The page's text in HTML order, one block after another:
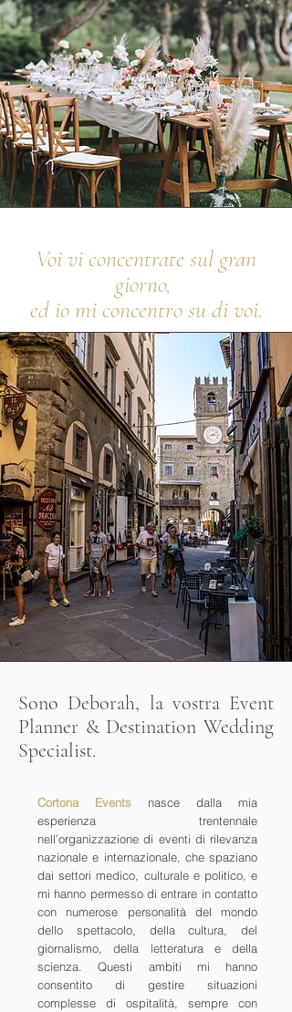
Voi vi concentrate sul gran
giorno,
ed io mi concentro su di voi.
Sono Deborah, la vostra Event
Planner & Destination Wedding
Specialist.
Cortona Events nasce dalla mia
esperienza trentennale
nell’organizzazione di eventi di rilevanza
nazionale e internazionale, che spaziano
dai settori medico, culturale e politico, e
mi hanno permesso di entrare in contatto
con numerose personalità del mondo
dello spettacolo, della cultura, del
giornalismo, della letteratura e della
scienza. Questi ambiti mi hanno
consentito di gestire situazioni
complesse di ospitalità, sempre con